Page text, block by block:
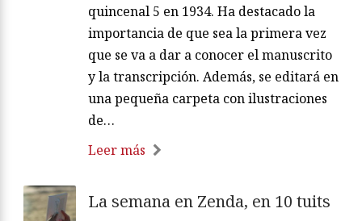
quincenal 5 en 1934. Ha destacado la
importancia de que sea la primera vez
que se va a dar a conocer el manuscrito
y la transcripción. Además, se editará en
una pequeña carpeta con ilustraciones
de…
Leer más
La semana en Zenda, en 10 tuits